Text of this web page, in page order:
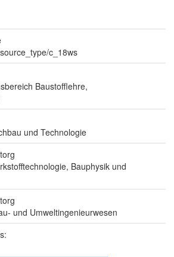
c_18ws
Baustofflehre,
und Technologie
Bauphysik und
und Umweltingenieurwesen